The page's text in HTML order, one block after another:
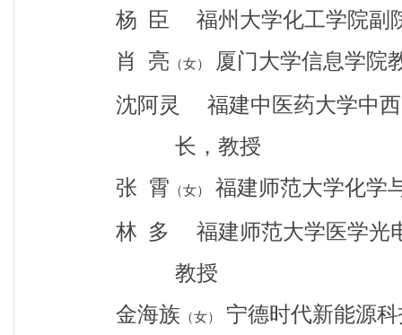
杨 臣 福州大学化工学院副
肖
亮 （女）
厦门大学信息学院
沈阿灵 福建中医药大学中西
长，教授
张 霄 （女）
福建师范大学化学
林 多 福建师范大学医学光
教授
金海族 （女）
宁德时代新能源